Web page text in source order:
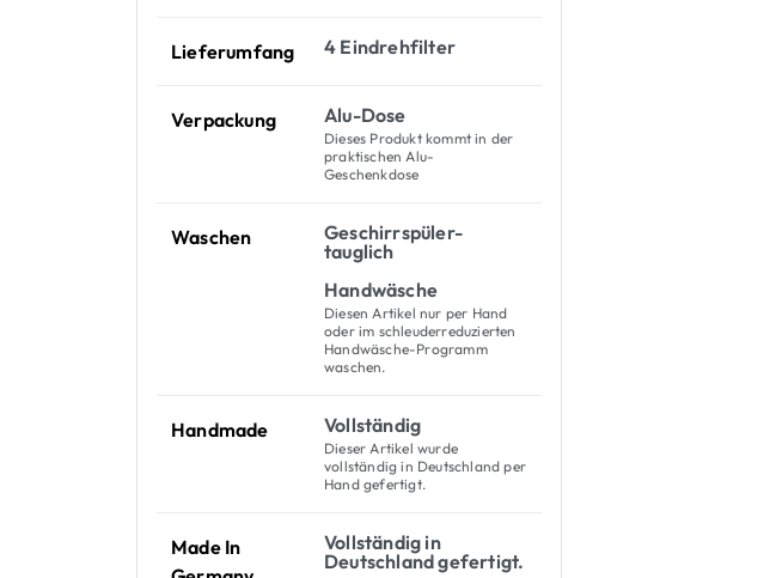
Lieferumfang 4 Eindrehfilter
Verpackung Alu-Dose
Dieses Produkt kommt in der
praktischen Alu-
Geschenkdose
Waschen
Geschirrspüler-
tauglich
Handwäsche
Diesen Artikel nur per Hand
oder im schleuderreduzierten
Handwäsche-Programm
waschen.
Handmade Vollständig
Dieser Artikel wurde
vollständig in Deutschland per
Hand gefertigt.
Made In
Vollständig in
Deutschland gefertigt.